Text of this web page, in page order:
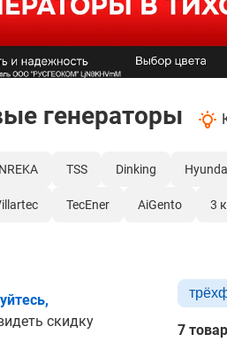
генераторы
TSS Dinking
TecEner AiGento 3
скидку
7